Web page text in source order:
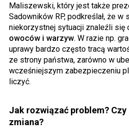
Maliszewski, który jest także
Sadowników RP, podkreślał, że w
niekorzystnej sytuacji znaleźli się
owoców i warzyw. W razie np.
uprawy bardzo często tracą
ze strony państwa, zarówno w
wcześniejszym zabezpieczeniu
liczyć.
Jak rozwiązać problem?
zmiana?